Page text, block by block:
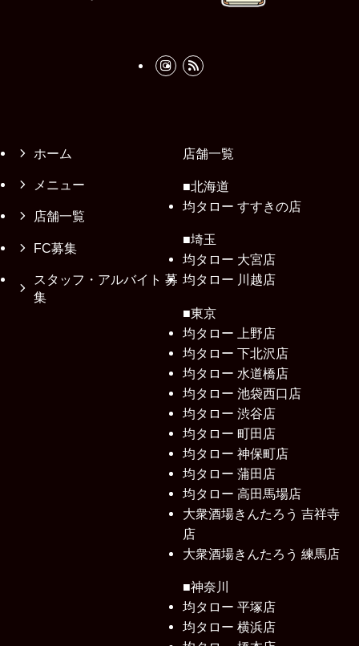
ホーム
メニュー
店舗一覧
FC募集
スタッフ・アルバイト 募
集
店舗一覧
■北海道
均タロー すすきの店
■埼玉
均タロー 大宮店
均タロー 川越店
■東京
均タロー 上野店
均タロー 下北沢店
均タロー 水道橋店
均タロー 池袋西口店
均タロー 渋谷店
均タロー 町田店
均タロー 神保町店
均タロー 蒲田店
均タロー 高田馬場店
大衆酒場きんたろう 吉祥寺
店
大衆酒場きんたろう 練馬店
■神奈川
均タロー 平塚店
均タロー 横浜店